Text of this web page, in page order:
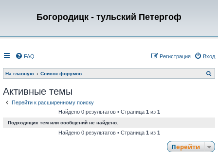
Богородицк - тульский Петергоф
FAQ Вход
Регистрация
На главную Список форумов
о
Активные темы
Перейти к расширенному поиску
Найдено 0 результатов • Страница 1 из 1
Подходящих тем или сообщений не найдено.
Найдено 0 результатов • Страница 1 из 1
Перейти